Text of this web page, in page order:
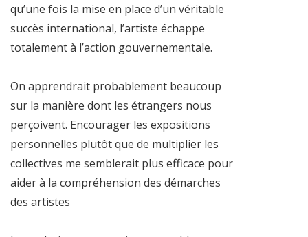
qu’une fois la mise en place d’un véritable
succès international, l’artiste échappe
totalement à l’action gouvernementale.
On apprendrait probablement beaucoup
sur la manière dont les étrangers nous
perçoivent. Encourager les expositions
personnelles plutôt que de multiplier les
collectives me semblerait plus efficace pour
aider à la compréhension des démarches
des artistes